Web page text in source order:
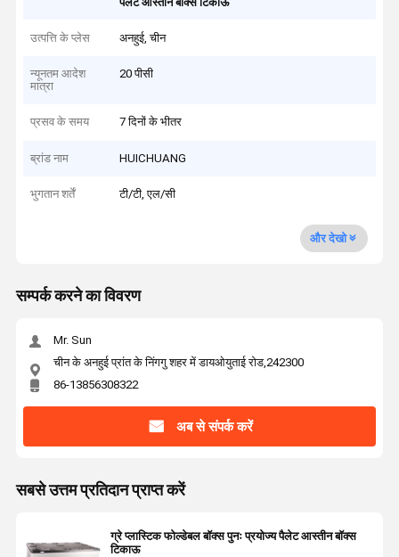
उत्पत्ति के प्लेस अनहुई, चीन
न्यूनतम आदेश
मात्रा
20 पीसी
प्रसव के समय 7 दिनों के भीतर
ब्रांड नाम HUICHUANG
भुगतान शर्तें टी/टी, एल/सी
और देखो
सम्पर्क करने का विवरण
Mr. Sun
चीन के अनहुई प्रांत के निंगगु शहर में डायओयुताई रोड,242300
86-13856308322
अब से संपर्क करें
सबसे उत्तम प्रतिदान प्राप्त करें
ग्रे प्लास्टिक फोल्डेबल बॉक्स पुनः प्रयोज्य पैलेट आस्तीन बॉक्स
टिकाऊ